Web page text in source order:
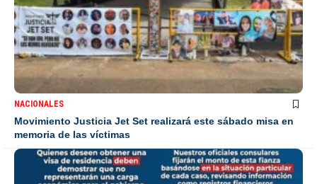
NACIONALES
Movimiento Justicia Jet Set realizará este sábado misa en
memoria de las víctimas